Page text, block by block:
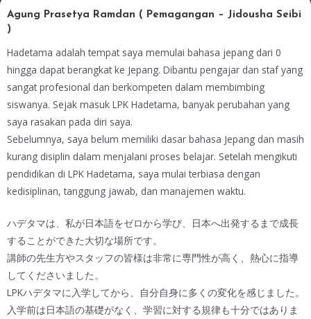
Agung Prasetya Ramdan ( Pemagangan – Jidousha Seibi
)
Hadetama adalah tempat saya memulai bahasa jepang dari 0
hingga dapat berangkat ke Jepang. Dibantu pengajar dan staf yang
sangat profesional dan berkompeten dalam membimbing
siswanya. Sejak masuk LPK Hadetama, banyak perubahan yang
saya rasakan pada diri saya.
Sebelumnya, saya belum memiliki dasar bahasa Jepang dan masih
kurang disiplin dalam menjalani proses belajar. Setelah mengikuti
pendidikan di LPK Hadetama, saya mulai terbiasa dengan
kedisiplinan, tanggung jawab, dan manajemen waktu.
ハデタマは、私が日本語をゼロから学び、日本へ出発するまで成長
することができた大切な場所です。
講師の先生方やスタッフの皆様は非常に専門性が高く、熱心に指導
してくださいました。
LPKハデタマに入学してから、自分自身に多くの変化を感じました。
入学前は日本語の基礎がなく、学習に対する規律も十分ではありま